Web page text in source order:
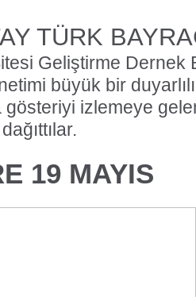
TÜRK
Geliştirme Dernek
büyük bir
izlemeye
19 MAYIS